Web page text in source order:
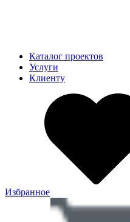
Каталог проектов
Услуги
Клиенту
Избранное